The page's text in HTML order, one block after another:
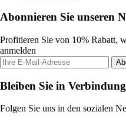
Abonnieren Sie unseren
Profitieren Sie von 10% Rabatt,
anmelden
Bleiben Sie in Verbindung
Folgen Sie uns in den sozialen